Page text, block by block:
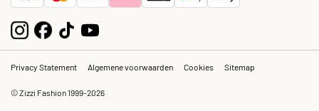
Privacy Statement Algemene voorwaarden Cookies Sitemap
© Zizzi Fashion 1999-2026